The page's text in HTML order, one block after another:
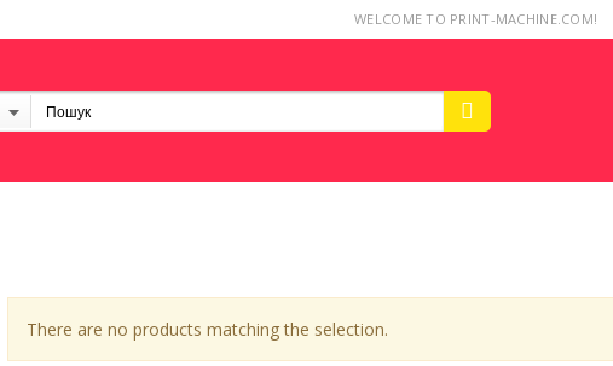
WELCOME TO PRINT-MACHINE.COM!
There are no products matching the selection.